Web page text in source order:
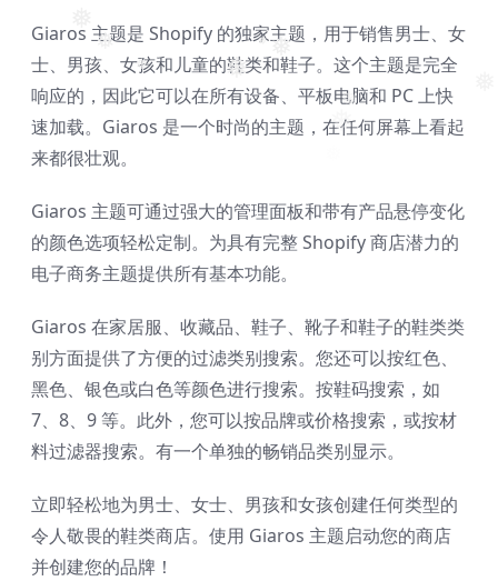
❅
❅
❅ ❅
❅
❅
❅
❅
Giaros 主题是 Shopify 的独家主题，用于销售男士、女
士、男孩、女孩和儿童的鞋类和鞋子。这个主题是完全
响应的，因此它可以在所有设备、平板电脑和 PC 上快
速加载。Giaros 是一个时尚的主题，在任何屏幕上看起
来都很壮观。
Giaros 主题可通过强大的管理面板和带有产品悬停变化
的颜色选项轻松定制。为具有完整 Shopify 商店潜力的
电子商务主题提供所有基本功能。
Giaros 在家居服、收藏品、鞋子、靴子和鞋子的鞋类类
别方面提供了方便的过滤类别搜索。您还可以按红色、
黑色、银色或白色等颜色进行搜索。按鞋码搜索，如
7、8、9 等。此外，您可以按品牌或价格搜索，或按材
料过滤器搜索。有一个单独的畅销品类别显示。
立即轻松地为男士、女士、男孩和女孩创建任何类型的
令人敬畏的鞋类商店。使用 Giaros 主题启动您的商店
并创建您的品牌！